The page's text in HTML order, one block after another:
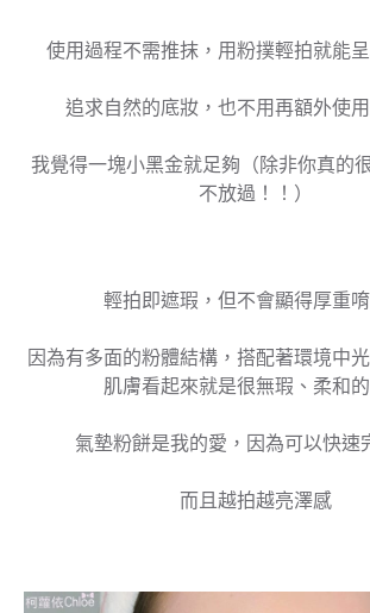
使用過程不需推抹，用粉撲輕拍就能
追求自然的底妝，也不用再額外使
我覺得一塊小黑金就足夠（除非你真的
不放過！！）
輕拍即遮瑕，但不會顯得厚重唷
因為有多面的粉體結構，搭配著環境中
肌膚看起來就是很無瑕、柔和
氣墊粉餅是我的愛，因為可以快速
而且越拍越亮澤感